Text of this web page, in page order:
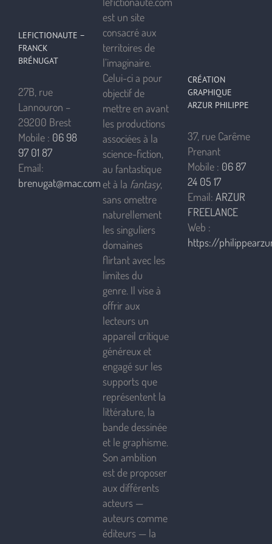
LEFICTIONAUTE –
FRANCK
BRÉNUGAT
27B, rue
Lannouron –
29200 Brest
Mobile : 06 98
97 01 87
Email:
brenugat@mac.com
est un site
consacré aux
territoires de
l’imaginaire.
Celui-ci a pour
objectif de
mettre en avant
les productions
associées à la
science-fiction,
au fantastique
et à la fantasy,
sans omettre
naturellement
les singuliers
domaines
flirtant avec les
limites du
genre. Il vise à
offrir aux
lecteurs un
appareil critique
généreux et
engagé sur les
supports que
représentent la
littérature, la
bande dessinée
et le graphisme.
Son ambition
est de proposer
aux différents
acteurs —
auteurs comme
éditeurs — la
CRÉATION
GRAPHIQUE
ARZUR PHILIPPE
37, rue Carême
Prenant
Mobile : 06 87
24 05 17
Email: ARZUR
FREELANCE
Web :
https://